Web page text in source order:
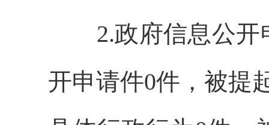
2.政府信息公开
开申请件0件，被提